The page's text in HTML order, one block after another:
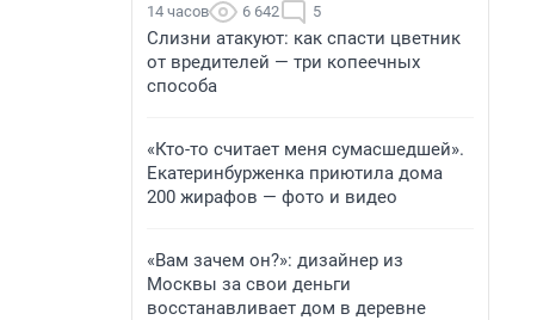
14 часов 6 642 5
Слизни атакуют: как спасти цветник
от вредителей — три копеечных
способа
«Кто-то считает меня сумасшедшей».
Екатеринбурженка приютила дома
200 жирафов — фото и видео
«Вам зачем он?»: дизайнер из
Москвы за свои деньги
восстанавливает дом в деревне